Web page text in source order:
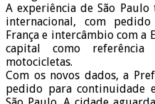
A experiência de São
internacional, com
França e intercâmbio com a
capital como
motocicletas.
Com os novos dados, a
pedido para continuidade